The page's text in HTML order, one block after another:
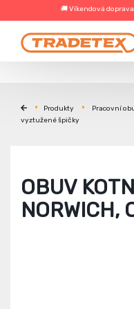
🚚 Víkendová
Produkty Pracovní
vyztužené špičky
OBUV
NORWICH,